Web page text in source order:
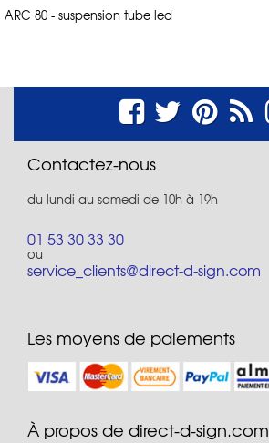
ARC 80 - suspension tube led
Contactez-nous
du lundi au samedi de 10h à 19h
01 53 30 33 30
ou
service_clients@direct-d-sign.com
Les moyens de paiements
À propos de direct-d-sign.com